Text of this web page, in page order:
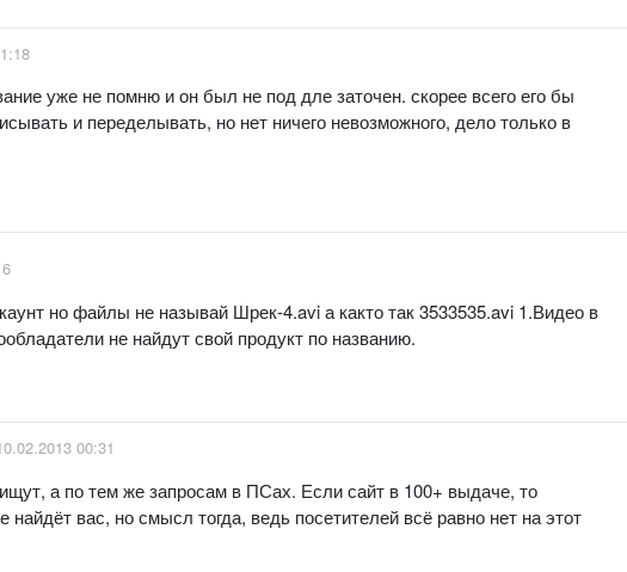
уже не помню и он был не под дле заточен. скорее всего его бы
и переделывать, но нет ничего невозможного, дело только в
но файлы не называй Шрек-4.avi а както так 3533535.avi 1.Видео в
не найдут свой продукт по названию.
00:31
а по тем же запросам в ПСах. Если сайт в 100+ выдаче, то
найдёт вас, но смысл тогда, ведь посетителей всё равно нет на этот